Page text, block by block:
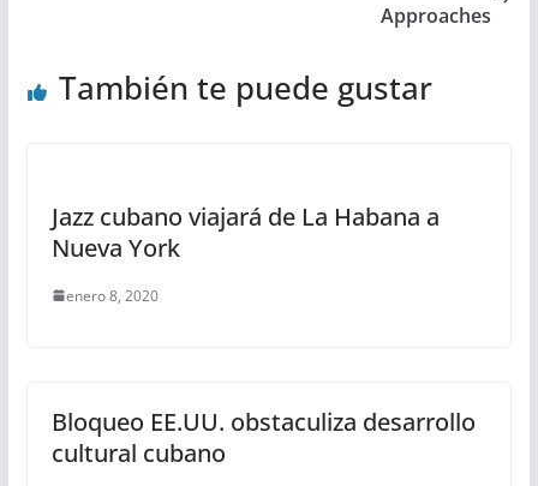
Approaches
También te puede gustar
Jazz cubano viajará de La Habana a
Nueva York
enero 8, 2020
Bloqueo EE.UU. obstaculiza desarrollo
cultural cubano